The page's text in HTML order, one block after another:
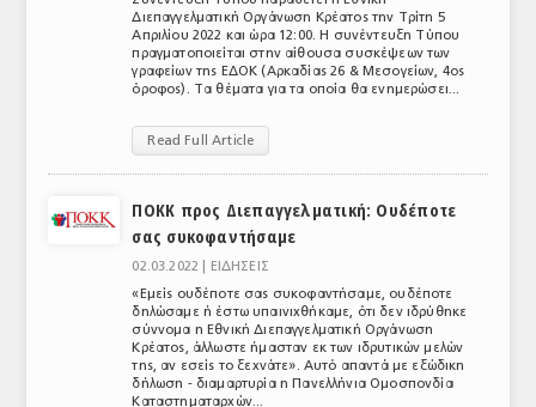
Διεπαγγελματική Οργάνωση Κρέατος την Τρίτη 5
Απριλίου 2022 και ώρα 12:00. Η συνέντευξη Τύπου
πραγματοποιείται στην αίθουσα συσκέψεων των
γραφείων της ΕΔΟΚ (Αρκαδίας 26 & Μεσογείων, 4ος
όροφος). Τα θέματα για τα οποία θα ενημερώσει...
Read Full Article
ΠΟΚΚ προς Διεπαγγελματική: Ουδέποτε
σας συκοφαντήσαμε
02.03.2022 |
ΕΙΔΗΣΕΙΣ
«Εμείς ουδέποτε σας συκοφαντήσαμε, ουδέποτε
δηλώσαμε ή έστω υπαινιχθήκαμε, ότι δεν ιδρύθηκε
σύννομα η Εθνική Διεπαγγελματική Οργάνωση
Κρέατος, άλλωστε ήμασταν εκ των ιδρυτικών μελών
της, αν εσείς το ξεχνάτε». Αυτό απαντά με εξώδικη
δήλωση - διαμαρτυρία η Πανελλήνια Ομοσπονδία
Καταστηματαρχών...